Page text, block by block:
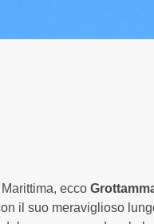
Borgo
Dove
ecco
il suo meraviglioso